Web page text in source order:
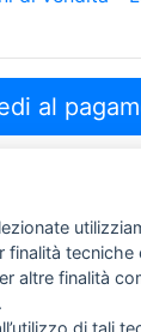
- Scaranto
al
finalità tecniche
altre finalità
.
di tali